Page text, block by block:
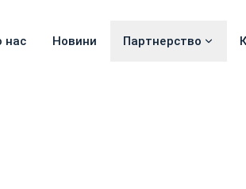
нас Новини Партнерство